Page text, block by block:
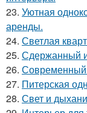
23. Уютная
аренды.
24. Светлая
25. Сдержанный
26. Современный
27. Питерская
28. Свет и